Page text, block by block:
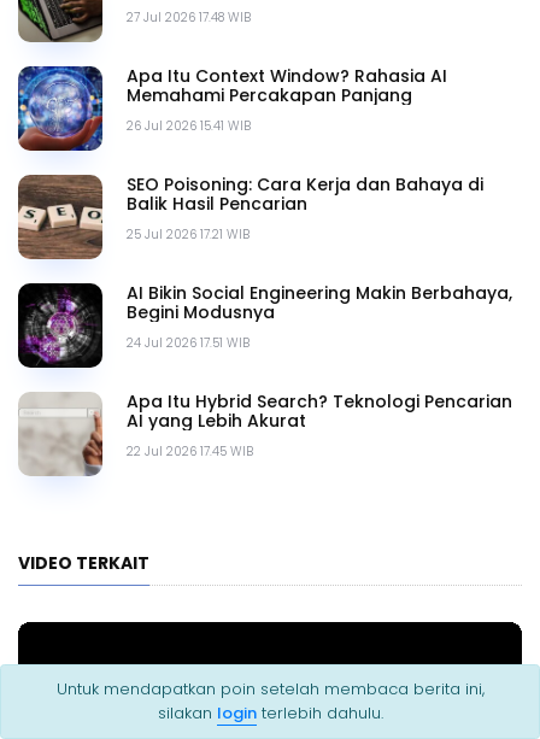
27 Jul 2026 17.48 WIB
26 Jul 2026 15.41 WIB
Apa Itu Context Window? Rahasia AI
Memahami Percakapan Panjang
25 Jul 2026 17.21 WIB
SEO Poisoning: Cara Kerja dan Bahaya di
Balik Hasil Pencarian
24 Jul 2026 17.51 WIB
AI Bikin Social Engineering Makin Berbahaya,
Begini Modusnya
22 Jul 2026 17.45 WIB
Apa Itu Hybrid Search? Teknologi Pencarian
AI yang Lebih Akurat
VIDEO TERKAIT
Untuk mendapatkan poin setelah membaca berita ini,
silakan loginterlebih dahulu.